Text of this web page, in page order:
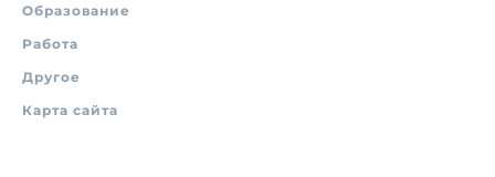
Образование
Работа
Другое
Карта сайта